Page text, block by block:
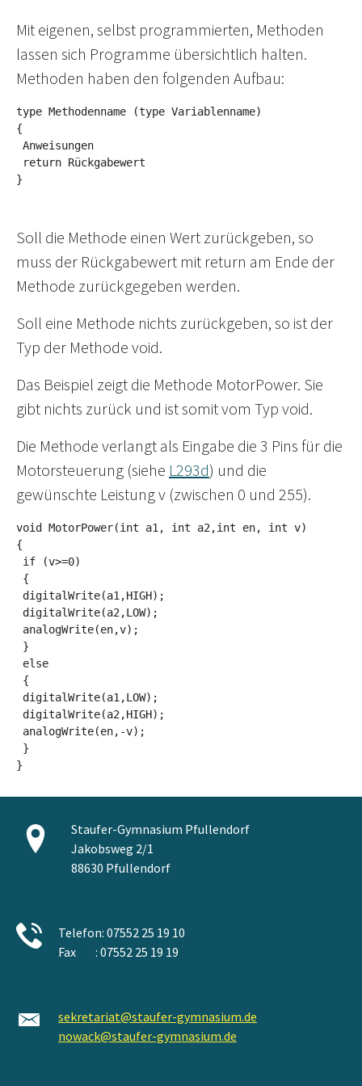
Mit eigenen, selbst programmierten, Methoden
lassen sich Programme übersichtlich halten.
Methoden haben den folgenden Aufbau:
type Methodenname (type Variablenname)
{
Anweisungen
return Rückgabewert
}
Soll die Methode einen Wert zurückgeben, so
muss der Rückgabewert mit return am Ende der
Methode zurückgegeben werden.
Soll eine Methode nichts zurückgeben, so ist der
Typ der Methode void.
Das Beispiel zeigt die Methode MotorPower. Sie
gibt nichts zurück und ist somit vom Typ void.
Die Methode verlangt als Eingabe die 3 Pins für die
Motorsteuerung (siehe L293d) und die
gewünschte Leistung v (zwischen 0 und 255).
void MotorPower(int a1, int a2,int en, int v)
{
if (v>=0)
{
digitalWrite(a1,HIGH);
digitalWrite(a2,LOW);
analogWrite(en,v);
}
else
{
digitalWrite(a1,LOW);
digitalWrite(a2,HIGH);
analogWrite(en,-v);
}
}
Staufer-Gymnasium Pfullendorf
Jakobsweg 2/1
88630 Pfullendorf
Telefon: 07552 25 19 10
Fax : 07552 25 19 19
sekretariat@staufer-gymnasium.de
nowack@staufer-gymnasium.de